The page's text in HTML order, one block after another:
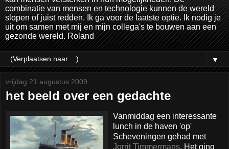
combinatie van mensen en technologie kunnen de wereld
slopen of juist redden. Ik ga voor de laatste optie. Ik nodig je
uit om samen met mij en mijn collega's te bouwen aan een
gezonde wereld. Roland
▼
vrijdag 21 augustus 2009
het beeld over een gedachte
Vanmiddag een interessante
lunch in de haven 'op'
Scheveningen gehad met
Jorrit Timmermans. Het ging